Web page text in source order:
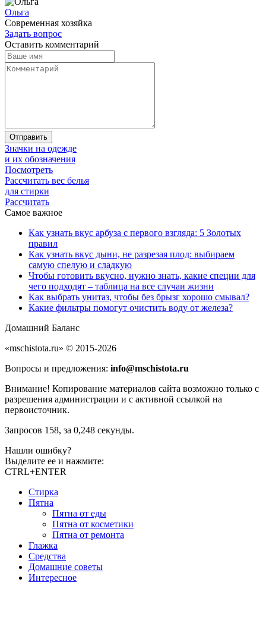
Ольга
Современная хозяйка
Задать вопрос
Оставить комментарий
Отправить
Значки на одежде
и их обозначения
Посмотреть
Рассчитать вес белья
для стирки
Рассчитать
Самое важное
Как узнать вкус арбуза с первого взгляда: 5 Золотых
правил
Как узнать вкус дыни, не разрезая плод: выбираем
самую спелую и сладкую
Чтобы готовить вкусно, нужно знать, какие специи для
чего подходят – таблица на все случаи жизни
Как выбрать унитаз, чтобы без брызг хорошо смывал?
Какие фильтры помогут очистить воду от железа?
Домашний Баланс
«mschistota.ru» © 2015-2026
Вопросы и предложения: info@mschistota.ru
Внимание! Копирование материалов сайта возможно только с
разрешения администрации и с активной ссылкой на
первоисточник.
Запросов 158, за 0,248 секунды.
Нашли ошибку?
Выделите ее и нажмите:
CTRL+ENTER
Стирка
Пятна
Пятна от еды
Пятна от косметики
Пятна от ремонта
Глажка
Средства
Домашние советы
Интересное